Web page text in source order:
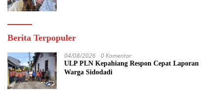
Berita Terpopuler
04/08/2026 0 Komentar
ULP PLN Kepahiang Respon Cepat Laporan
Warga Sidodadi